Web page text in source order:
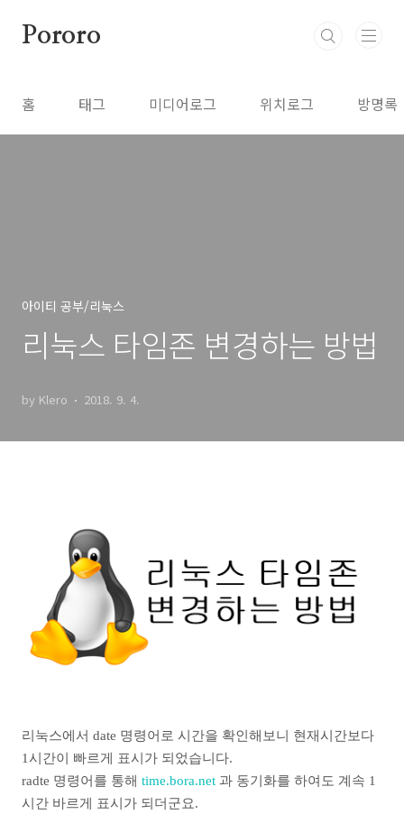
Pororo
홈 태그 미디어로그 위치로그 방명록
아이티 공부/리눅스
리눅스 타임존 변경하는 방법
by Klero 2018. 9. 4.
리눅스에서 date 명령어로 시간을 확인해보니 현재시간보다
1시간이 빠르게 표시가 되었습니다.
radte 명령어를 통해 time.bora.net 과 동기화를 하여도 계속 1
시간 바르게 표시가 되더군요.